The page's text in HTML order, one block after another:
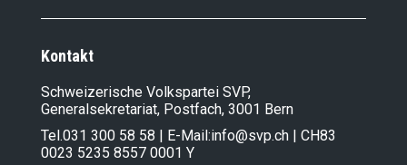
Kontakt
Schweizerische Volkspartei SVP,
Generalsekretariat, Postfach, 3001 Bern
Tel.031 300 58 58 | E-Mail:info@svp.ch | CH83
0023 5235 8557 0001 Y